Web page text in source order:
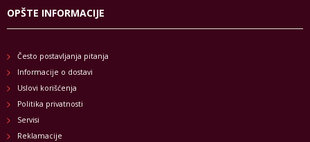
OPŠTE INFORMACIJE
Često postavljanja pitanja
Informacije o dostavi
Uslovi korišćenja
Politika privatnosti
Servisi
Reklamacije